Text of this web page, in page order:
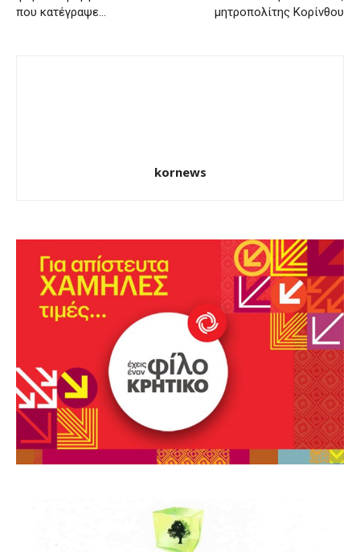
που κατέγραψε…
μητροπολίτης Κορίνθου
kornews